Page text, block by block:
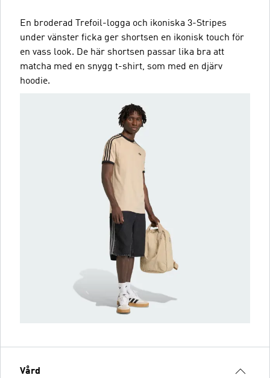
En broderad Trefoil-logga och ikoniska 3-Stripes
under vänster ficka ger shortsen en ikonisk touch för
en vass look. De här shortsen passar lika bra att
matcha med en snygg t-shirt, som med en djärv
hoodie.
Vård